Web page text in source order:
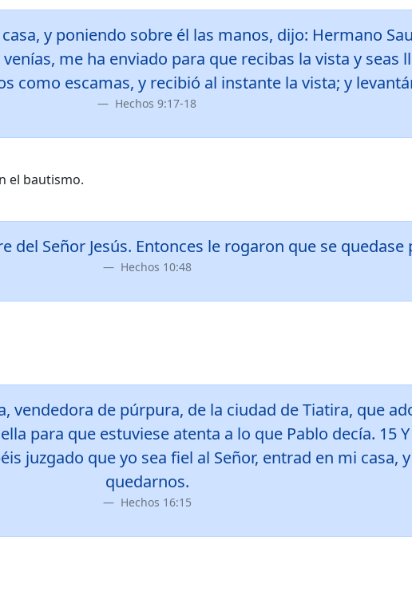
y poniendo sobre él las manos, dijo: Hermano
me ha enviado para que recibas la vista y seas
como escamas, y recibió al instante la vista; y
Hechos 9:17-18
el bautismo.
del Señor Jesús. Entonces le rogaron que se
Hechos 10:48
vendedora de púrpura, de la ciudad de Tiatira, que
para que estuviese atenta a lo que Pablo decía. 15
juzgado que yo sea fiel al Señor, entrad en mi casa,
quedarnos.
Hechos 16:15